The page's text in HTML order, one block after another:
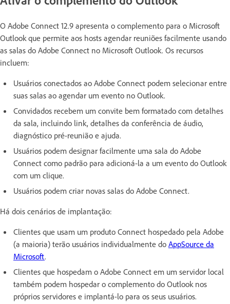
O Adobe Connect 12.9 apresenta o complemento para o Microsoft
Outlook que permite aos hosts agendar reuniões facilmente usando
as salas do Adobe Connect no Microsoft Outlook. Os recursos
incluem:
Usuários conectados ao Adobe Connect podem selecionar entre
suas salas ao agendar um evento no Outlook.
Convidados recebem um convite bem formatado com detalhes
da sala, incluindo link, detalhes da conferência de áudio,
diagnóstico pré-reunião e ajuda.
Usuários podem designar facilmente uma sala do Adobe
Connect como padrão para adicioná-la a um evento do Outlook
com um clique.
Usuários podem criar novas salas do Adobe Connect.
Há dois cenários de implantação:
Clientes que usam um produto Connect hospedado pela Adobe
(a maioria) terão usuários individualmente do AppSource da
Microsoft.
Clientes que hospedam o Adobe Connect em um servidor local
também podem hospedar o complemento do Outlook nos
próprios servidores e implantá-lo para os seus usuários.